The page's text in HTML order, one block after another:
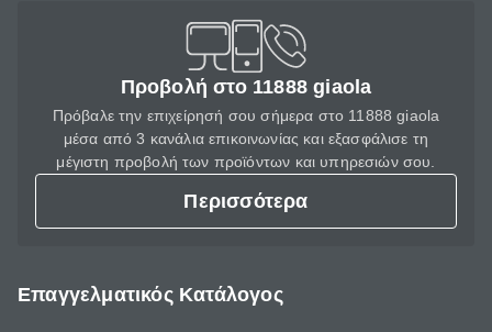
Προβολή στο 11888 giaola
Πρόβαλε την επιχείρησή σου σήμερα στο 11888 giaola
μέσα από 3 κανάλια επικοινωνίας και εξασφάλισε τη
μέγιστη προβολή των προϊόντων και υπηρεσιών σου.
Περισσότερα
Επαγγελματικός Κατάλογος